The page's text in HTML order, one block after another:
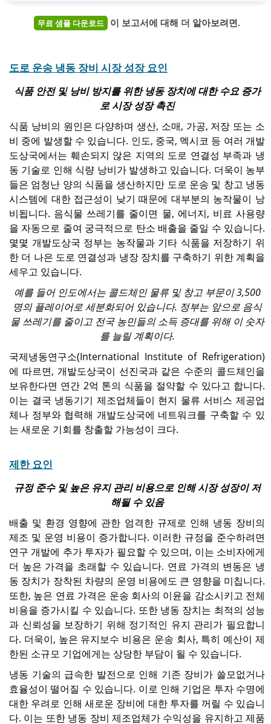
무료 샘플 다운로드 이 보고서에 대해 더 알아보려면.
도로 운송 냉동 장비 시장 성장 요인
식품 안전 및 낭비 방지를 위한 냉동 장치에 대한 수요 증가
로 시장 성장 촉진
식품 낭비의 원인은 다양하며 생산, 소매, 가공, 저장 또는 소
비 중에 발생할 수 있습니다. 인도, 중국, 멕시코 등 여러 개발
도상국에서는 훼손되지 않은 지역의 도로 연결성 부족과 냉
동 기술로 인해 식량 낭비가 발생하고 있습니다. 더욱이 농부
들은 엄청난 양의 식품을 생산하지만 도로 운송 및 창고 냉동
시스템에 대한 접근성이 낮기 때문에 대부분의 농작물이 낭
비됩니다. 음식물 쓰레기를 줄이면 물, 에너지, 비료 사용량
을 자동으로 줄여 궁극적으로 탄소 배출을 줄일 수 있습니다.
몇몇 개발도상국 정부는 농작물과 기타 식품을 저장하기 위
한 더 나은 도로 연결성과 냉장 장치를 구축하기 위한 계획을
세우고 있습니다.
예를 들어 인도에서는 콜드체인 물류 및 창고 부문이 3,500
명의 플레이어로 세분화되어 있습니다. 정부는 앞으로 음식
물 쓰레기를 줄이고 전국 농민들의 소득 증대를 위해 이 숫자
를 늘릴 계획이다.
국제냉동연구소(International Institute of Refrigeration)
에 따르면, 개발도상국이 선진국과 같은 수준의 콜드체인을
보유한다면 연간 2억 톤의 식품을 절약할 수 있다고 합니다.
이는 결국 냉동기기 제조업체들이 현지 물류 서비스 제공업
체나 정부와 협력해 개발도상국에 네트워크를 구축할 수 있
는 새로운 기회를 창출할 가능성이 크다.
제한 요인
규정 준수 및 높은 유지 관리 비용으로 인해 시장 성장이 저
해될 수 있음
배출 및 환경 영향에 관한 엄격한 규제로 인해 냉동 장비의
제조 및 운영 비용이 증가합니다. 이러한 규정을 준수하려면
연구 개발에 추가 투자가 필요할 수 있으며, 이는 소비자에게
더 높은 가격을 초래할 수 있습니다. 연료 가격의 변동은 냉
동 장치가 장착된 차량의 운영 비용에도 큰 영향을 미칩니다.
또한, 높은 연료 가격은 운송 회사의 이윤을 감소시키고 전체
비용을 증가시킬 수 있습니다. 또한 냉동 장치는 최적의 성능
과 신뢰성을 보장하기 위해 정기적인 유지 관리가 필요합니
다. 더욱이, 높은 유지보수 비용은 운송 회사, 특히 예산이 제
한된 소규모 기업에게는 상당한 부담이 될 수 있습니다.
냉동 기술의 급속한 발전으로 인해 기존 장비가 쓸모없거나
효율성이 떨어질 수 있습니다. 이로 인해 기업은 투자 수명에
대한 우려로 인해 새로운 장비에 대한 투자를 꺼릴 수 있습니
다. 이는 또한 냉동 장비 제조업체가 수익성을 유지하고 제품